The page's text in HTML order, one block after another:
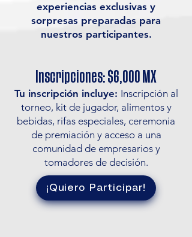
experiencias exclusivas y
sorpresas preparadas para
nuestros participantes.
Inscripciones: $6,000 MX
Tu inscripción incluye: Inscripción al
torneo, kit de jugador, alimentos y
bebidas, rifas especiales, ceremonia
de premiación y acceso a una
comunidad de empresarios y
tomadores de decisión.
¡Quiero Participar!